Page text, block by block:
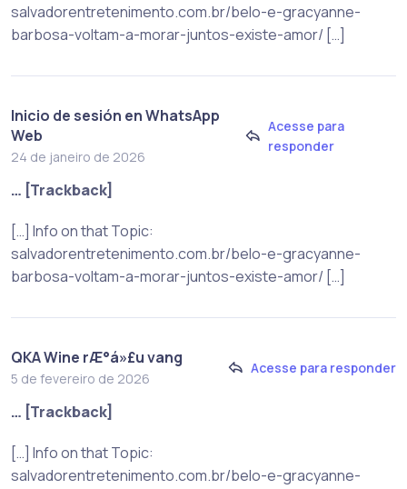
salvadorentretenimento.com.br/belo-e-gracyanne-
barbosa-voltam-a-morar-juntos-existe-amor/ […]
Inicio de sesión en WhatsApp
Web
24 de janeiro de 2026
Acesse para
responder
… [Trackback]
[…] Info on that Topic:
salvadorentretenimento.com.br/belo-e-gracyanne-
barbosa-voltam-a-morar-juntos-existe-amor/ […]
QKA Wine rÆ°á»£u vang
5 de fevereiro de 2026
Acesse para responder
… [Trackback]
[…] Info on that Topic:
salvadorentretenimento.com.br/belo-e-gracyanne-